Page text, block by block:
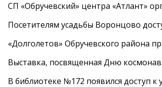
СП «Обручевский» центра «Атлант»
Посетителям усадьбы Воронцово
«Долголетов» Обручевского района
Выставка, посвященная Дню
В библиотеке №172 появился доступ